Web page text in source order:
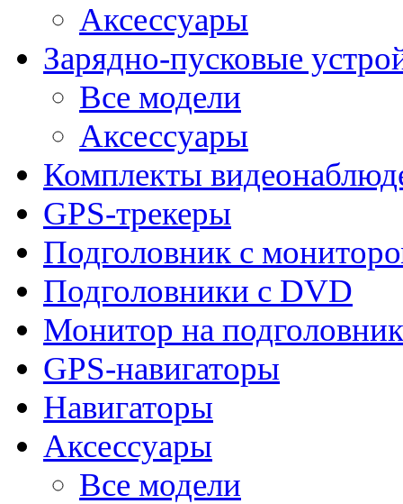
Аксессуары
Зарядно-пусковые
Все модели
Аксессуары
Комплекты
GPS-трекеры
Подголовник с
Подголовники с DVD
Монитор на подголовник
GPS-навигаторы
Навигаторы
Аксессуары
Все модели